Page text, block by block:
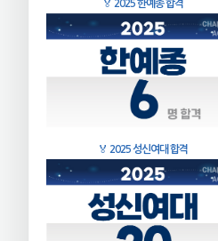
🏅 2025 한예종 합격
🏅 2025 성신여대 합격